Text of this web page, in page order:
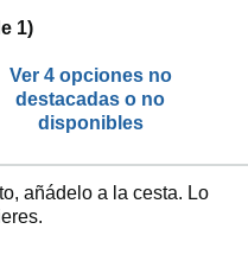
1)
Ver 4 opciones no
destacadas o no
disponibles
añádelo a la cesta. Lo